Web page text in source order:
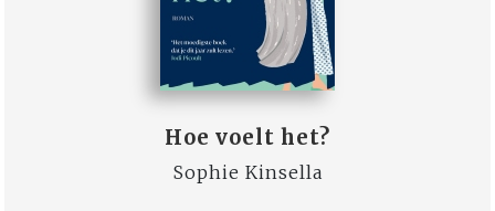
Hoe voelt het?
Sophie Kinsella